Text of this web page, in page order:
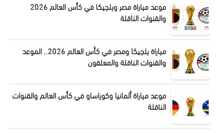
موعد مباراة مصر وبلجيكا في كأس العالم 2026
والقنوات الناقلة
مباراة بلجيكا ومصر في كأس العالم 2026.. الموعد
والقنوات الناقلة والمعلقون
موعد مباراة ألمانيا وكوراساو في كأس العالم والقنوات
الناقلة